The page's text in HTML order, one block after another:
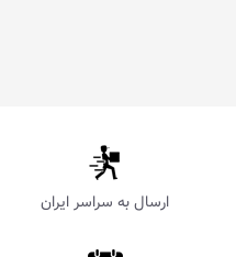
ارسال به سراسر ایران